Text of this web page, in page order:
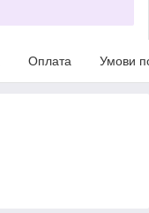
Оплата Умови